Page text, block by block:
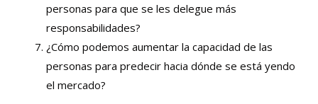
personas para que se les delegue más
responsabilidades?
¿Cómo podemos aumentar la capacidad de las
personas para predecir hacia dónde se está yendo
el mercado?